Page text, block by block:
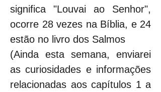
significa "Louvai ao Senhor",
ocorre 28 vezes na Bíblia, e 24
estão no livro dos Salmos
(Ainda esta semana, enviarei
as curiosidades e informações
relacionadas aos capítulos 1 a